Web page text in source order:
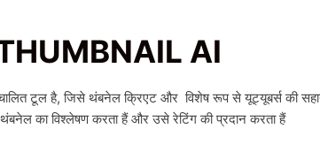
AI
टूल है, जिसे थंबनेल क्रिएट और विशेष रूप से यूट्यूबर्स की
का विश्लेषण करता हैं और उसे रेटिंग की प्रदान करता हैं